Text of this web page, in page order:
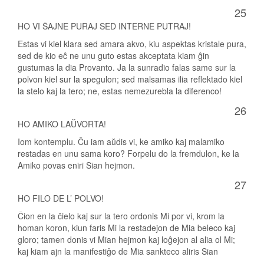
25
HO VI ŜAJNE PURAJ SED INTERNE PUTRAJ!
Estas vi kiel klara sed amara akvo, kiu aspektas kristale pura,
sed de kio eĉ ne unu guto estas akceptata kiam ĝin
gustumas la dia Provanto. Ja la sunradio falas same sur la
polvon kiel sur la spegulon; sed malsamas ilia reflektado kiel
la stelo kaj la tero; ne, estas nemezurebla la diferenco!
26
HO AMIKO LAŬVORTA!
Iom kontemplu. Ĉu iam aŭdis vi, ke amiko kaj malamiko
restadas en unu sama koro? Forpelu do la fremdulon, ke la
Amiko povas eniri Sian hejmon.
27
HO FILO DE L’ POLVO!
Ĉion en la ĉielo kaj sur la tero ordonis Mi por vi, krom la
homan koron, kiun faris Mi la restadejon de Mia beleco kaj
gloro; tamen donis vi Mian hejmon kaj loĝejon al alia ol Mi;
kaj kiam ajn la manifestiĝo de Mia sankteco aliris Sian